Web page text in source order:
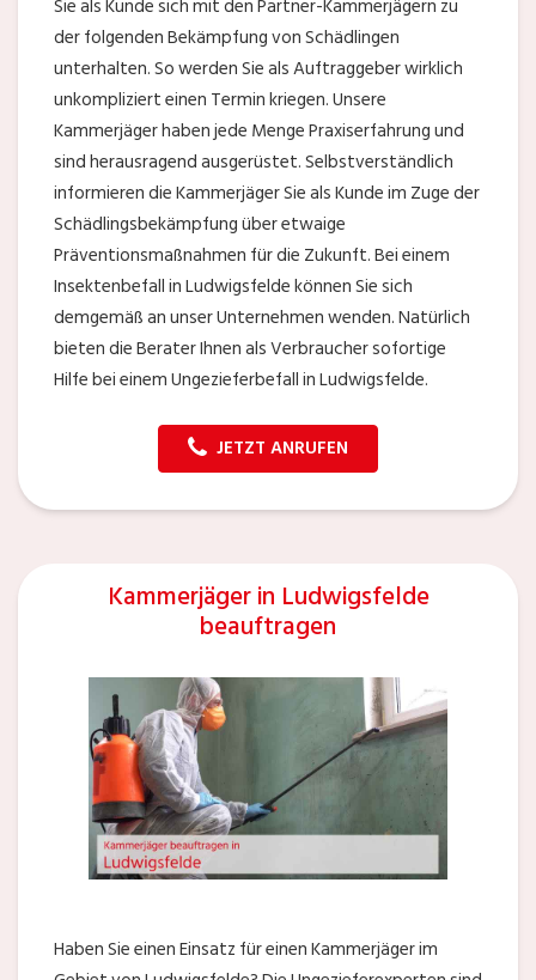
Sie als Kunde sich mit den Partner-Kammerjägern zu
der folgenden Bekämpfung von Schädlingen
unterhalten. So werden Sie als Auftraggeber wirklich
unkompliziert einen Termin kriegen. Unsere
Kammerjäger haben jede Menge Praxiserfahrung und
sind herausragend ausgerüstet. Selbstverständlich
informieren die Kammerjäger Sie als Kunde im Zuge der
Schädlingsbekämpfung über etwaige
Präventionsmaßnahmen für die Zukunft. Bei einem
Insektenbefall in Ludwigsfelde können Sie sich
demgemäß an unser Unternehmen wenden. Natürlich
bieten die Berater Ihnen als Verbraucher sofortige
Hilfe bei einem Ungezieferbefall in Ludwigsfelde.
JETZT ANRUFEN
Kammerjäger in Ludwigsfelde
beauftragen
Haben Sie einen Einsatz für einen Kammerjäger im